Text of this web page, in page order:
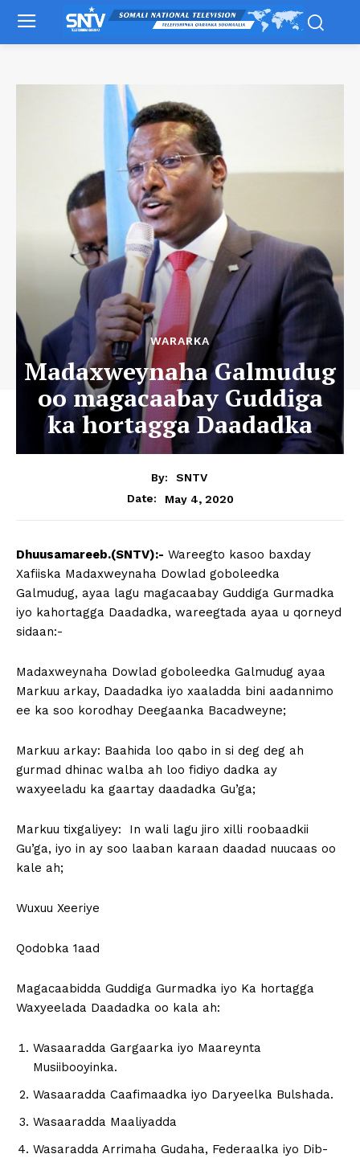
WARARKA
Madaxweynaha Galmudug
oo magacaabay Guddiga
ka hortagga Daadadka
By:
SNTV
Date:
May 4, 2020
Dhuusamareeb.(SNTV):- Wareegto kasoo baxday
Xafiiska Madaxweynaha Dowlad goboleedka
Galmudug, ayaa lagu magacaabay Guddiga Gurmadka
iyo kahortagga Daadadka, wareegtada ayaa u qorneyd
sidaan:-
Madaxweynaha Dowlad goboleedka Galmudug ayaa
Markuu arkay, Daadadka iyo xaaladda bini aadannimo
ee ka soo korodhay Deegaanka Bacadweyne;
Markuu arkay: Baahida loo qabo in si deg deg ah
gurmad dhinac walba ah loo fidiyo dadka ay
waxyeeladu ka gaartay daadadka Gu’ga;
Markuu tixgaliyey: In wali lagu jiro xilli roobaadkii
Gu’ga, iyo in ay soo laaban karaan daadad nuucaas oo
kale ah;
Wuxuu Xeeriye
Qodobka 1aad
Magacaabidda Guddiga Gurmadka iyo Ka hortagga
Waxyeelada Daadadka oo kala ah:
Wasaaradda Gargaarka iyo Maareynta
Musiibooyinka.
Wasaaradda Caafimaadka iyo Daryeelka Bulshada.
Wasaaradda Maaliyadda
Wasaradda Arrimaha Gudaha, Federaalka iyo Dib-